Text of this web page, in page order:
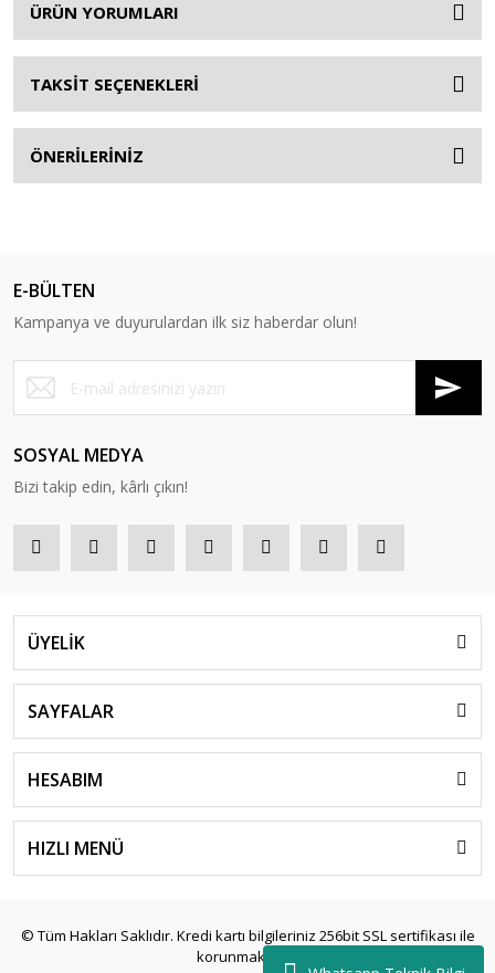
ÜRÜN YORUMLARI
TAKSİT SEÇENEKLERİ
ÖNERİLERİNİZ
E-BÜLTEN
Kampanya ve duyurulardan ilk siz haberdar olun!
SOSYAL MEDYA
Bizi takip edin, kârlı çıkın!
ÜYELİK
SAYFALAR
HESABIM
HIZLI MENÜ
© Tüm Hakları Saklıdır. Kredi kartı bilgileriniz 256bit SSL sertifikası ile
korunmaktadır.